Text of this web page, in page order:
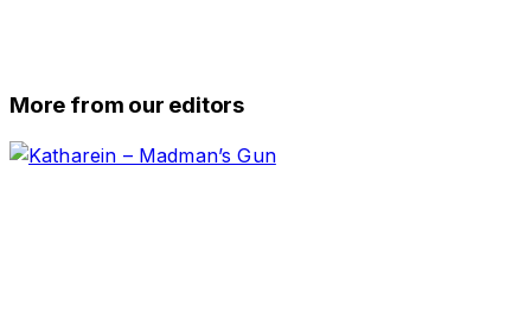
More from our editors